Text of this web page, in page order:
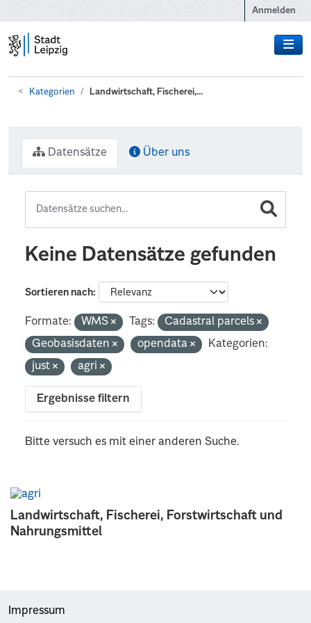
Anmelden
Kategorien Landwirtschaft, Fischerei,...
Landwirtschaft, Fischerei, Forstwirtschaft und
Nahrungsmittel
Datensätze Über uns
Keine Datensätze gefunden
Sortieren nach
Formate: WMS Tags:
Cadastral parcels
Geobasisdaten
opendata
Kategorien:
just
agri
Ergebnisse filtern
Bitte versuch es mit einer anderen Suche.
Impressum